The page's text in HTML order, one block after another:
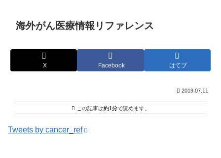
海外がん医療情報リファレンス
X Facebook はてブ
2019.07.11
この記事は約1分で読めます。
Tweets by cancer_ref